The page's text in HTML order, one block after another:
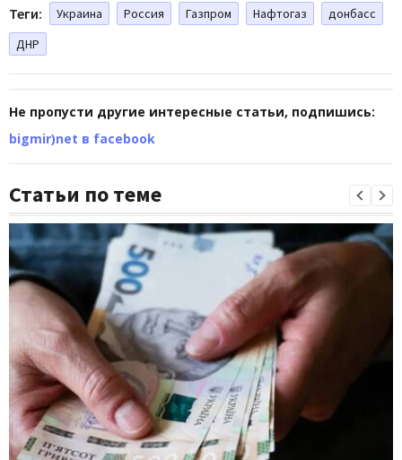
Теги: Украина Россия Газпром Нафтогаз
донбасс
ДНР
Не пропусти другие интересные статьи, подпишись:
bigmir)net в facebook
Статьи по теме